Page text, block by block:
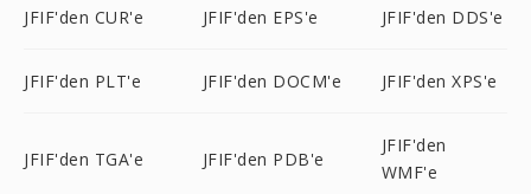
JFIF'den CUR'e JFIF'den EPS'e JFIF'den DDS'e
JFIF'den PLT'e JFIF'den DOCM'e JFIF'den XPS'e
JFIF'den TGA'e JFIF'den PDB'e
JFIF'den
WMF'e